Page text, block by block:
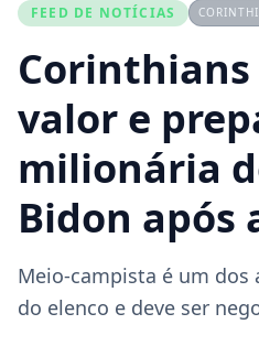
FEED DE NOTÍCIAS
valor e
milionária
Bidon após
Meio-campista é um dos
do elenco e deve ser